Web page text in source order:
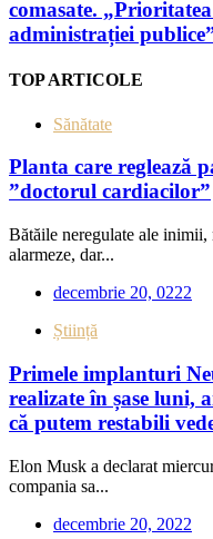
comasate.
administrației
TOP ARTICOLE
Sănătate
Planta care reglează
”doctorul cardiacilor”
Bătăile neregulate ale
alarmeze, dar...
decembrie 20, 0222
Știință
Primele implanturi
realizate în șase luni,
că putem restabili
Elon Musk a declarat
compania sa...
decembrie 20, 2022